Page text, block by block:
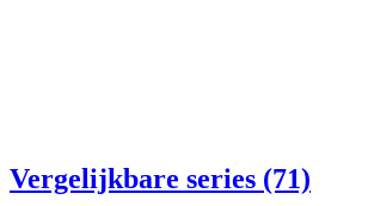
Vergelijkbare series (71)